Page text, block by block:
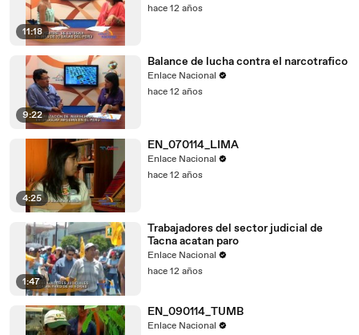
11:18
hace 12 años
9:22
Balance de lucha contra el narcotrafico
Enlace Nacional
hace 12 años
4:25
EN_070114_LIMA
Enlace Nacional
hace 12 años
1:47
Trabajadores del sector judicial de
Tacna acatan paro
Enlace Nacional
hace 12 años
EN_090114_TUMB
Enlace Nacional